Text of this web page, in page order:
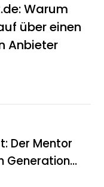
Warum
über einen
Anbieter
pro
– und
Der Mentor
Generation